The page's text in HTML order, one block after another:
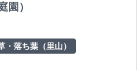
園）
・落ち葉（里山）